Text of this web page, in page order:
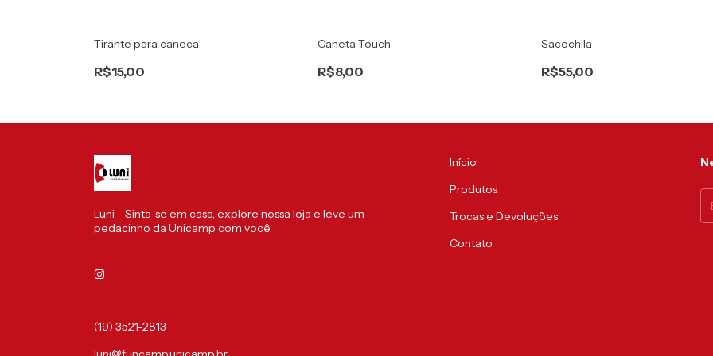
Tirante para caneca
R$15,00
Caneta Touch
R$8,00
Sacochila
R$55,00
Luni - Sinta-se em casa, explore nossa loja e leve um
pedacinho da Unicamp com você.
(19) 3521-2813
Início
Produtos
Trocas e Devoluções
Contato